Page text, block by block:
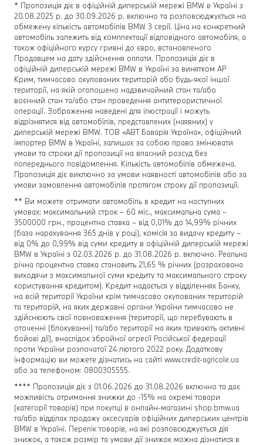
* Пропозиція діє в офіційній дилерській мережі BMW в Україні з
20.08.2025 р. до 30.09.2026 р. включно та розповсюджується на
обмежену кількість автомобілів BMW 3 серії. Ціна на конкретний
автомобіль залежить від комплектації відповідного автомобіля, а
також офіційного курсу гривні до євро, встановленого
Продавцем на дату здійснення оплати. Пропозиція діє в
офіційній дилерській мережі BMW в Україні за винятком АР
Крим, тимчасово окупованих територій або будь-якої іншої
території, на якій оголошено надзвичайний стан та/або
воєнний стан та/або стан проведення антитерористичної
операції. Зображення наведені для ілюстрації і можуть
відрізнятися від автомобілів, представлених (наявних) у
дилерській мережі BMW. ТОВ «АВТ Баварія Україна», офіційний
імпортер BMW в Україні, залишає за собою право змінювати
умови та строки дії пропозиції на власний розсуд без
попереднього повідомлення. Кількість автомобілів обмежена.
Пропозиція діє виключно за умови наявності автомобілів або за
умови замовлення автомобілів протягом строку дії пропозиції.
** Ви можете отримати автомобіль в кредит на наступних
умовах: максимальний строк – 60 міс., максимальна сума –
3500000 грн., процентна ставка – від 0,01% до 14,99% річних
(база нарахування 365 днів у році), комісія за видачу кредиту –
від 0% до 0,99% від суми кредиту в офіційній дилерській мережі
BMW в Україні з 02.03.2026 р. до 31.08.2026 р. включно. Реальна
річна процентна ставка становить 21,65 % річних (розрахована
виходячи з максимальної суми кредиту та максимального строку
користування кредитом). Кредит надається у відділеннях Банку,
на всій території України крім тимчасово окупованих територій
та територій, на яких державні органи України тимчасово не
здійснюють свої повноваження (території, що перебувають в
оточенні (блокуванні) та/або території на яких тривають активні
бойові дії), внаслідок збройної агресії Російської федерації
проти України розпочатої 24 лютого 2022 року. Додаткову
інформацію ви можете дізнатись на сайті www.credit-agricole.ua
або за телефоном: 0800305555.
**** Пропозиція діє з 01.06.2026 до 31.08.2026 включно та дає
можливість отримання знижки до -15% на окремі товари
(категорії товарів) при покупці в онлайн-магазині shop.bmw.ua
та/або відділах продажу аксесуарів офіційних дилерських центрів
BMW в Україні. Перелік товарів, на які розповсюджується дія
знижок, а також розмір та умови дії знижок можна дізнатися в